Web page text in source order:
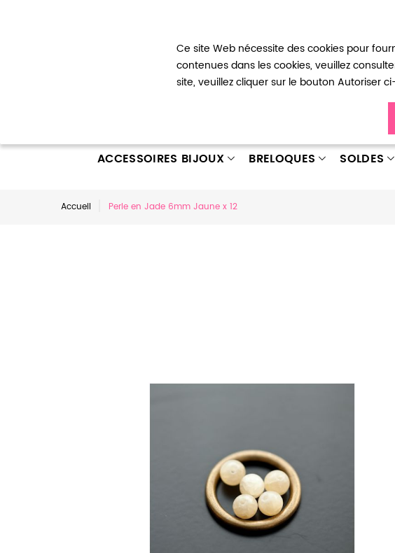
Ce site Web nécessite des cookies pour
contenues dans les cookies, veuillez
site, veuillez cliquer sur le bouton Autoriser
Mon compte Ma
ACCESSOIRES BIJOUX BRELOQUES SOLDES
Accueil Perle en Jade 6mm Jaune x 12